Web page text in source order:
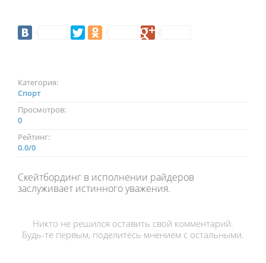
Категория:
Спорт
Просмотров:
0
Рейтинг:
0.0/0
Скейтбординг в исполнении райдеров
заслуживает истинного уважения.
Никто не решился оставить свой комментарий.
Будь-те первым, поделитесь мнением с остальными.